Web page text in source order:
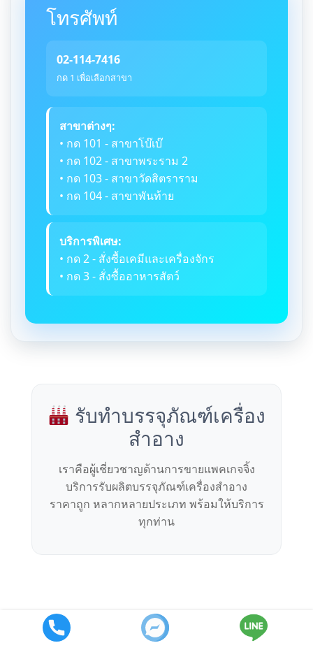
โทรศัพท์
02-114-7416
กด 1 เพื่อเลือกสาขา
สาขาต่างๆ:
• กด 101 - สาขาโบ๊เบ๊
• กด 102 - สาขาพระราม 2
• กด 103 - สาขาวัดสิตราราม
• กด 104 - สาขาพันท้าย
บริการพิเศษ:
• กด 2 - สั่งซื้อเคมีและเครื่องจักร
• กด 3 - สั่งซื้ออาหารสัตว์
รับทำบรรจุภัณฑ์เครื่อง
สำอาง
เราคือผู้เชี่ยวชาญด้านการขายแพคเกจจิ้ง
บริการรับผลิตบรรจุภัณฑ์เครื่องสำอาง
ราคาถูก หลากหลายประเภท พร้อมให้บริการ
ทุกท่าน
ร้านดีเบลบรรจุภัณฑ์ เรามีทีมพนักงานขายมืออาชีพมากกว่า